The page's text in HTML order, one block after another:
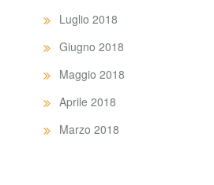
Luglio 2018
Giugno 2018
Maggio 2018
Aprile 2018
Marzo 2018